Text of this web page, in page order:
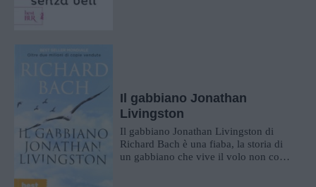
Il gabbiano Jonathan
Livingston
Il gabbiano Jonathan Livingston di
Richard Bach è una fiaba, la storia di
un gabbiano che vive il volo non come